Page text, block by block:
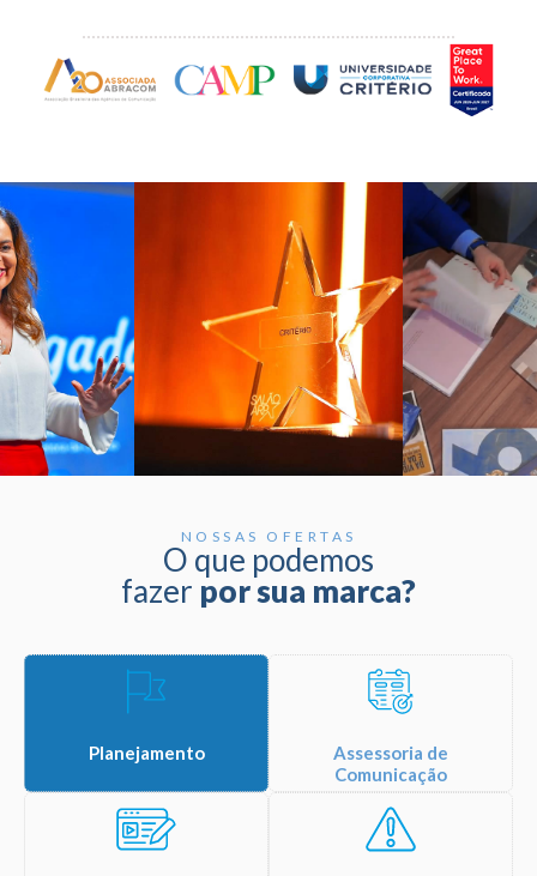
NOSSAS OFERTAS
O que podemos
fazer por sua marca?
Planejamento
Assessoria de
Comunicação